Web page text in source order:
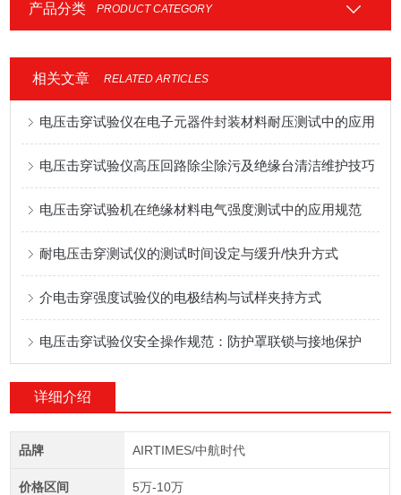
产品分类 PRODUCT CATEGORY
相关文章 RELATED ARTICLES
电压击穿试验仪在电子元器件封装材料耐压测试中的应用
电压击穿试验仪高压回路除尘除污及绝缘台清洁维护技巧
电压击穿试验机在绝缘材料电气强度测试中的应用规范
耐电压击穿测试仪的测试时间设定与缓升/快升方式
介电击穿强度试验仪的电极结构与试样夹持方式
电压击穿试验仪安全操作规范：防护罩联锁与接地保护
详细介绍
品牌 AIRTIMES/中航时代
价格区间 5万-10万